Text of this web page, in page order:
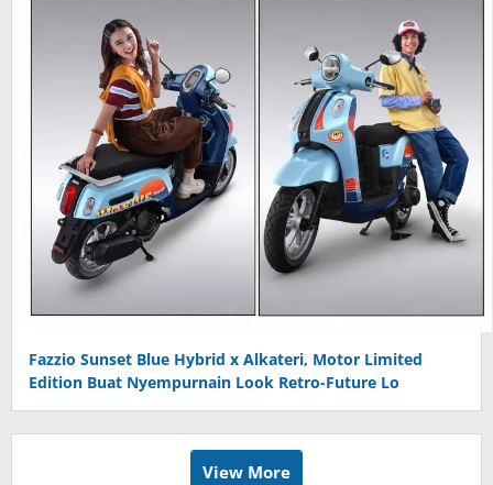
Fazzio Sunset Blue Hybrid x Alkateri, Motor Limited
Edition Buat Nyempurnain Look Retro-Future Lo
View More